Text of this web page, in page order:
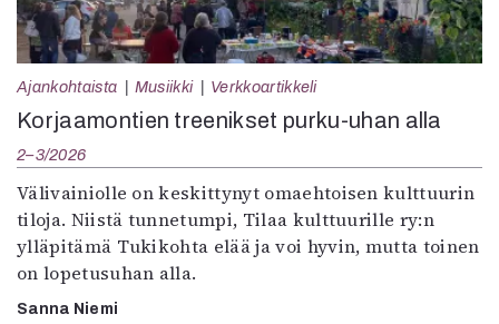
Ajankohtaista Musiikki Verkkoartikkeli
Korjaamontien treenikset purku-uhan alla
2–3/2026
Välivainiolle on keskittynyt omaehtoisen kulttuurin
tiloja. Niistä tunnetumpi, Tilaa kulttuurille ry:n
ylläpitämä Tukikohta elää ja voi hyvin, mutta toinen
on lopetusuhan alla.
Sanna Niemi